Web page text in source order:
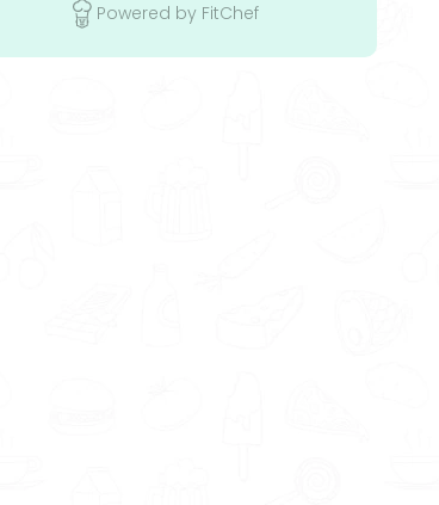
Powered by FitChef